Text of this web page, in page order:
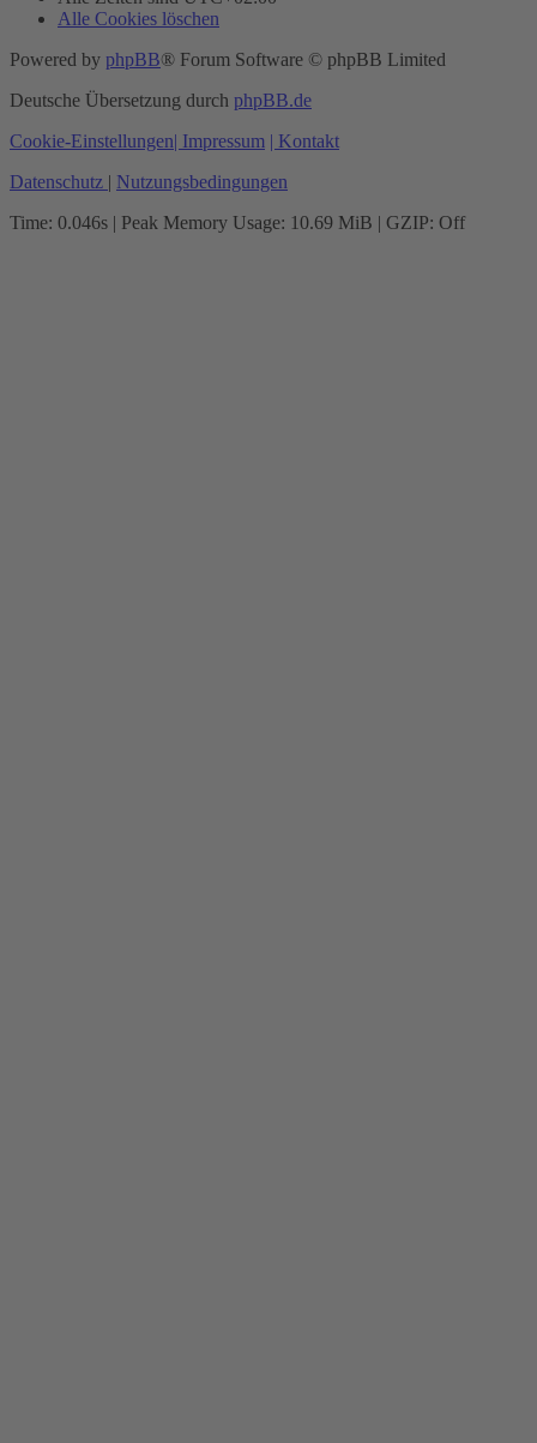
Alle Cookies löschen
Powered by phpBB® Forum Software © phpBB Limited
Deutsche Übersetzung durch phpBB.de
Cookie-Einstellungen| Impressum | Kontakt
Datenschutz | Nutzungsbedingungen
Time: 0.046s | Peak Memory Usage: 10.69 MiB | GZIP: Off